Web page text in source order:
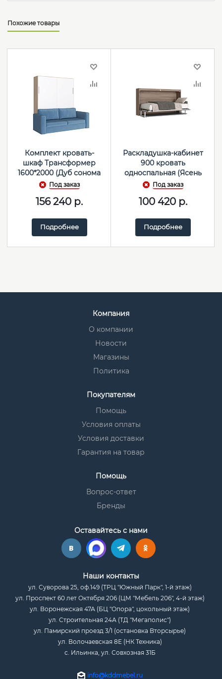
Похожие товары
Комплект кровать-
шкаф Трансформер
1600*2000 (Дуб сонома
светлый/Белый)
Под заказ
156 240 р.
Подробнее
Раскладушка-кабинет
900 кровать
односпальная (Ясень
анкор темный/Темно-
Под заказ
100 420р.
Подробнее
Компания
О компании
Новости
Магазины
Политика
Покупателям
Помощь
Условия оплаты
Условия доставки
Гарантия на товар
Помощь
Вопрос-ответ
Бренды
Оставайтесь с нами
Наши контакты
ул. Суворова 25, оф.149 (ТРЦ "Южный Парк", 1-й этаж)
ул. Проспект 60 лет Октября 206 (ЦМ "Мебель 206", 4-й этаж)
ул. Воронежская 47А (БЦ "Опора", цокольный этаж)
ул. Строительная 24А (ТД "Мегаполис")
ул. Памирский проезд 3/1 (остановка Вторсырье)
ул. Волочаевская 8Е (НК Техника)
с. Ильинка, ул. Совхозная 31Б
info@kddmebel.ru